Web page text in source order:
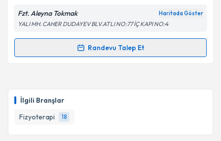
İlgili Branşlar
Fizyoterapi
18
Kişisel verilerimin işlenmesine ilişkinAydınlatma
Metni'ni okudum ve kişisel verilerimin belirtilen
kapsamda işlenmesini kabul ediyorum.
Fzt. Aleyna Tokmak Haritada Göster
YALI MH. CAHER DUDAYEV BLV.ATLI NO:77 İÇ KAPI NO:4
Randevu Talep Et
Randevu Takvimi Talebi
takvim hazırlandığında e-posta ile bilgilendireceğiz.
E-posta Adresiniz